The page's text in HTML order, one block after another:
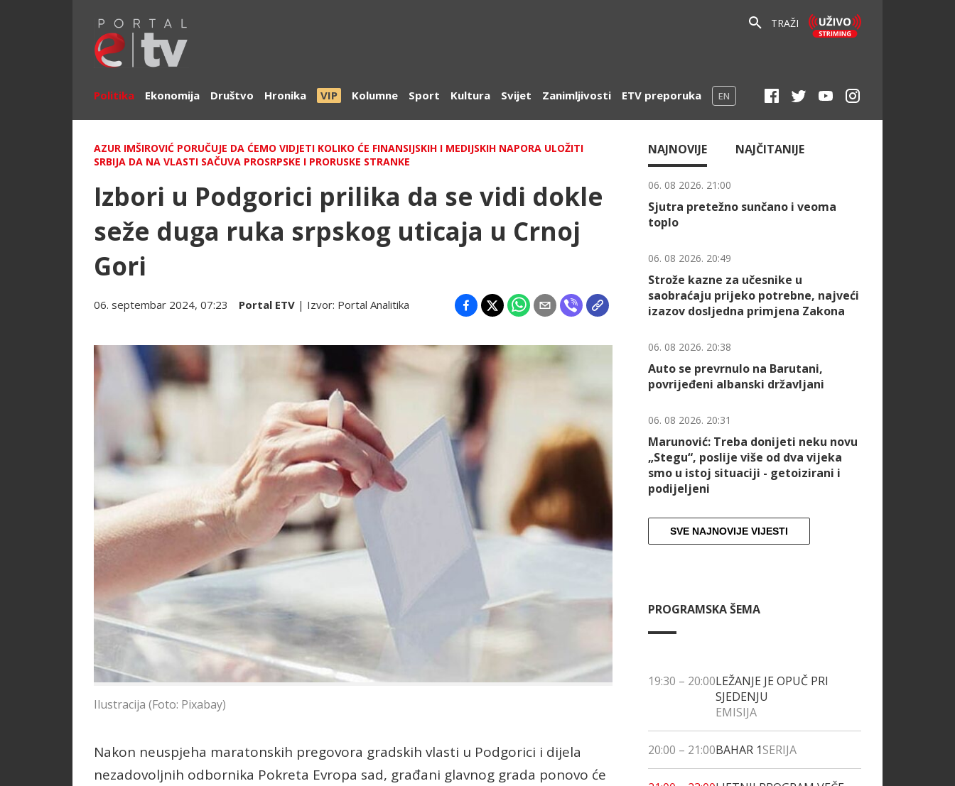
TRAŽI
Politika Ekonomija Društvo Hronika VIP Kolumne Sport Kultura Svijet Zanimljivosti ETV preporuka EN
AZUR IMŠIROVIĆ PORUČUJE DA ĆEMO VIDJETI KOLIKO ĆE FINANSIJSKIH I MEDIJSKIH NAPORA ULOŽITI
SRBIJA DA NA VLASTI SAČUVA PROSRPSKE I PRORUSKE STRANKE
Izbori u Podgorici prilika da se vidi dokle
seže duga ruka srpskog uticaja u Crnoj
Gori
06. septembar 2024, 07:23 Portal ETV | Izvor: Portal Analitika
Ilustracija (Foto: Pixabay)
Nakon neuspjeha maratonskih pregovora gradskih vlasti u Podgorici i dijela
nezadovoljnih odbornika Pokreta Evropa sad, građani glavnog grada ponovo će
NAJNOVIJE NAJČITANIJE
06. 08 2026. 21:00
Sjutra pretežno sunčano i veoma
toplo
06. 08 2026. 20:49
Strože kazne za učesnike u
saobraćaju prijeko potrebne, najveći
izazov dosljedna primjena Zakona
06. 08 2026. 20:38
Auto se prevrnulo na Barutani,
povrijeđeni albanski državljani
06. 08 2026. 20:31
Marunović: Treba donijeti neku novu
„Stegu“, poslije više od dva vijeka
smo u istoj situaciji - getoizirani i
podijeljeni
SVE NAJNOVIJE VIJESTI
PROGRAMSKA ŠEMA
19:30 – 20:00LEŽANJE JE OPUČ PRI
SJEDENJU
EMISIJA
20:00 – 21:00BAHAR 1SERIJA